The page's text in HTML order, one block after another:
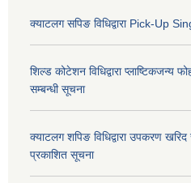
क्याटलग सपिङ विधिद्वारा Pick-Up
शिल्ड कोटेशन विधिद्वारा प्लाष्टिकजन्य
सम्बन्धी सूचना
क्याटलग शपिङ विधिद्वारा उपकरण
प्रकाशित सूचना